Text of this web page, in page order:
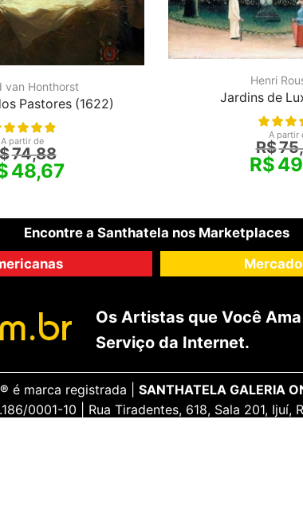
van Honthorst
Pastores (1622)
A partir de
74,88
48,67
Henri
Jardins de
A partir
R$
R$
Encontre a Santhatela nos Marketplaces
Os Artistas que Você
Serviço da Internet.
é marca registrada | SANTHATELA GALERIA
0001-10 | Rua Tiradentes, 618, Sala 201, Ijuí,